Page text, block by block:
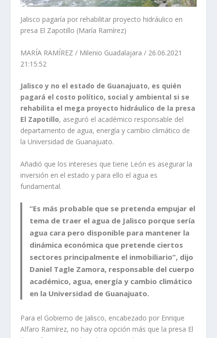
Jalisco pagaría por rehabilitar proyecto hidráulico en
presa El Zapotillo (María Ramírez)
MARÍA RAMÍREZ / Milenio Guadalajara / 26.06.2021
21:15:52
Jalisco y no el estado de Guanajuato, es quién
pagará el costo político, social y ambiental si se
rehabilita el mega proyecto hidráulico de la presa
El Zapotillo, aseguró el académico responsable del
departamento de agua, energía y cambio climático de
la Universidad de Guanajuato.
Añadió que los intereses que tiene León es asegurar la
inversión en el estado y para ello el agua es
fundamental.
“Es más probable que se pretenda empujar el
tema de traer el agua de Jalisco porque sería
agua cara pero disponible para mantener la
dinámica económica que pretende ciertos
sectores principalmente el inmobiliario”, dijo
Daniel Tagle Zamora, responsable del cuerpo
académico, agua, energía y cambio climático
en la Universidad de Guanajuato.
Para el Gobierno de Jalisco, encabezado por Enrique
Alfaro Ramírez, no hay otra opción más que la presa El